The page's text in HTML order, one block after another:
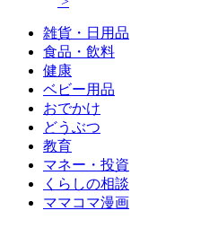
雑貨・日用品
食品・飲料
健康
ベビー用品
おでかけ
どうぶつ
教育
マネー・投資
くらしの相談
ママコマ漫画